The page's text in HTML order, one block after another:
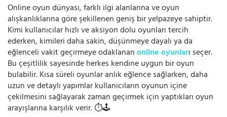
Online oyun dünyası, farklı ilgi alanlarına ve oyun
alışkanlıklarına göre şekillenen geniş bir yelpazeye sahiptir.
Kimi kullanıcılar hızlı ve aksiyon dolu oyunları tercih
ederken, kimileri daha sakin, düşünmeye dayalı ya da
eğlenceli vakit geçirmeye odaklananonline oyunları seçer.
Bu çeşitlilik sayesinde herkes kendine uygun bir oyun
bulabilir. Kısa süreli oyunlar anlık eğlence sağlarken, daha
uzun ve detaylı yapımlar kullanıcıların oyunun içine
çekilmesini sağlayarak zaman geçirmek için yaptıkları oyun
arayışlarına karşılık verir. ⏱️🕹️